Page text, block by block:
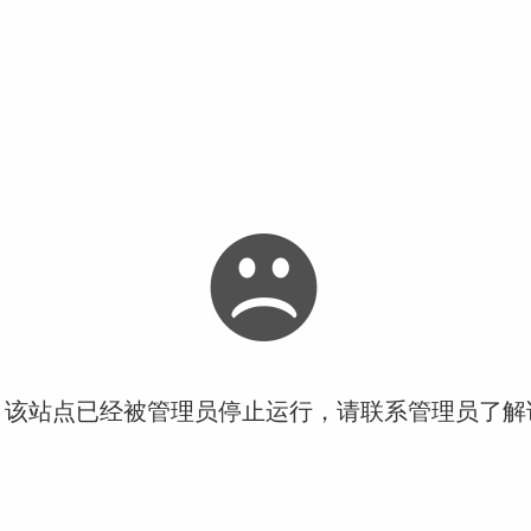
站点已经被管理员停止运行，请联系管理员了